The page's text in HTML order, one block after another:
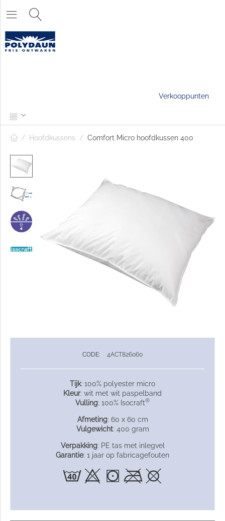
Verkooppunten
/ Hoofdkussens / Comfort Micro hoofdkussen 400
CODE: 4ACT826060
Tijk: 100% polyester micro
Kleur: wit met wit paspelband
Vulling: 100% Isocraft®
Afmeting: 60 x 60 cm
Vulgewicht: 400 gram
Verpakking: PE tas met inlegvel
Garantie: 1 jaar op fabricagefouten